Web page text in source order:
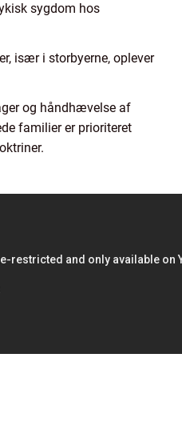
sygdom hos
især i storbyerne, oplever
og håndhævelse af
familier er prioriteret